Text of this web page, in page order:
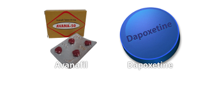
Avanafil Dapoxetine